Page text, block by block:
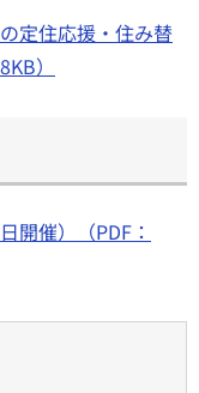
定住応援・住み替
）
開催）（PDF：